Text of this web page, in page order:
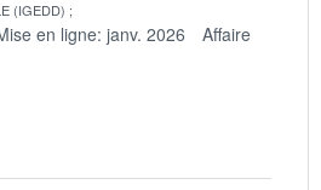
(IGEDD)
en ligne: janv. 2026
Affaire